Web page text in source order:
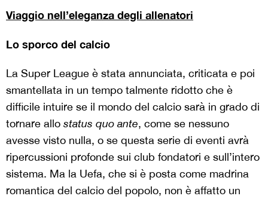
Viaggio nell’eleganza degli allenatori
Lo sporco del calcio
La Super League è stata annunciata, criticata e poi
smantellata in un tempo talmente ridotto che è
difficile intuire se il mondo del calcio sarà in grado di
tornare allo status quo ante, come se nessuno
avesse visto nulla, o se questa serie di eventi avrà
ripercussioni profonde sui club fondatori e sull’intero
sistema. Ma la Uefa, che si è posta come madrina
romantica del calcio del popolo, non è affatto un